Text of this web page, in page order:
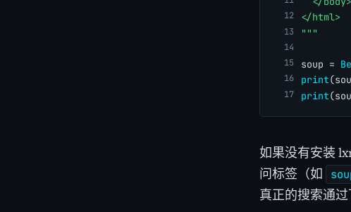
</html>
"""
soup =
print
print
如果没有安装
问标签（如
真正的搜索通过